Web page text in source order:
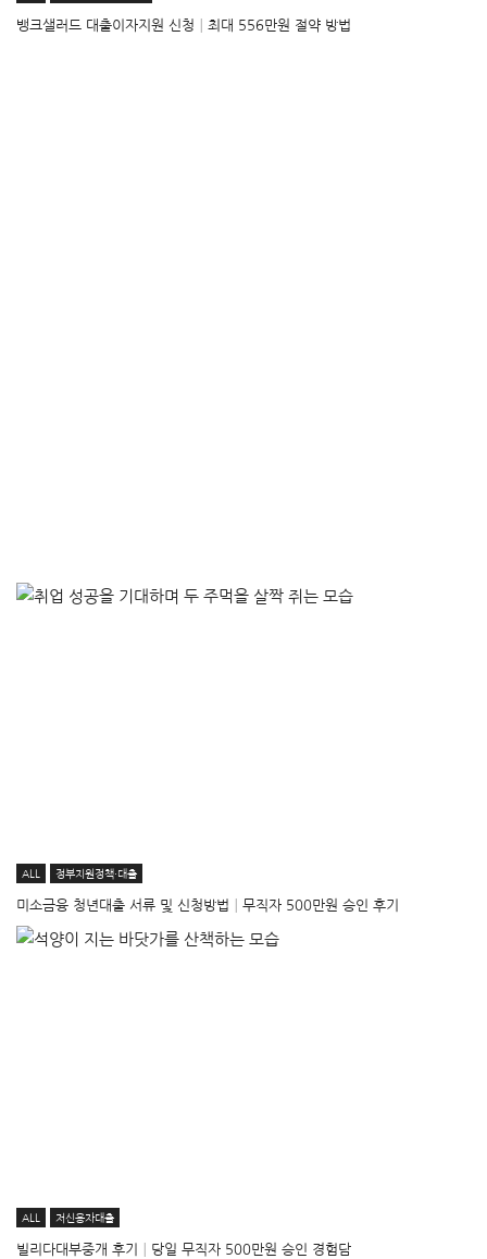
뱅크샐러드 대출이자지원 신청│최대 556만원 절약 방법
ALL 정부지원정책·대출
미소금융 청년대출 서류 및 신청방법│무직자 500만원 승인 후기
ALL 저신용자대출
빌리다대부중개 후기│당일 무직자 500만원 승인 경험담